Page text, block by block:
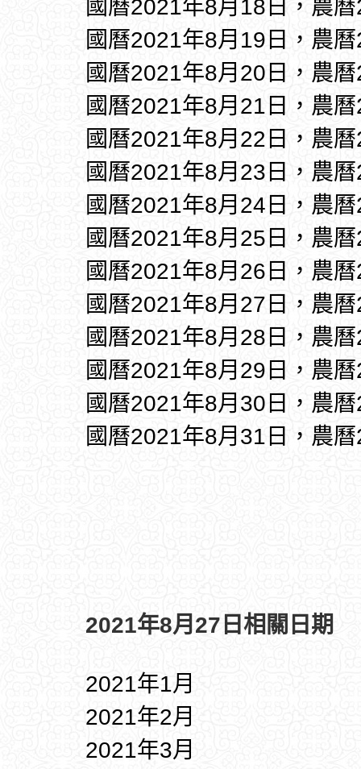
國曆2021年8月18日，農
國曆2021年8月19日，農
國曆2021年8月20日，農
國曆2021年8月21日，農
國曆2021年8月22日，農
國曆2021年8月23日，農
國曆2021年8月24日，農
國曆2021年8月25日，農
國曆2021年8月26日，農
國曆2021年8月27日，農
國曆2021年8月28日，農
國曆2021年8月29日，農
國曆2021年8月30日，農
國曆2021年8月31日，農
2021年8月27日相關日期
2021年1月
2021年2月
2021年3月